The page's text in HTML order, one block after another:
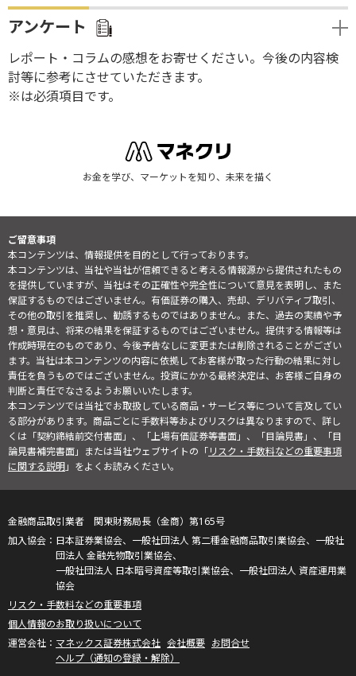
アンケート
レポート・コラムの感想をお寄せください。今後の内容検
討等に参考にさせていただきます。
※は必須項目です。
お金を学び、マーケットを知り、未来を描く
ご留意事項
本コンテンツは、情報提供を目的として行っております。
本コンテンツは、当社や当社が信頼できると考える情報源から提供されたもの
を提供していますが、当社はその正確性や完全性について意見を表明し、また
保証するものではございません。有価証券の購入、売却、デリバティブ取引、
その他の取引を推奨し、勧誘するものではありません。また、過去の実績や予
想・意見は、将来の結果を保証するものではございません。提供する情報等は
作成時現在のものであり、今後予告なしに変更または削除されることがござい
ます。当社は本コンテンツの内容に依拠してお客様が取った行動の結果に対し
責任を負うものではございません。投資にかかる最終決定は、お客様ご自身の
判断と責任でなさるようお願いいたします。
本コンテンツでは当社でお取扱している商品・サービス等について言及してい
る部分があります。商品ごとに手数料等およびリスクは異なりますので、詳し
くは「契約締結前交付書面」、「上場有価証券等書面」、「目論見書」、「目
論見書補完書面」または当社ウェブサイトの「リスク・手数料などの重要事項
に関する説明」をよくお読みください。
金融商品取引業者 関東財務局長（金商）第165号
日本証券業協会、一般社団法人 第二種金融商品取引業協会、一般社
団法人 金融先物取引業協会、
一般社団法人 日本暗号資産等取引業協会、一般社団法人 資産運用業
協会
リスク・手数料などの重要事項
個人情報のお取り扱いについて
マネックス証券株式会社 会社概要 お問合せ
ヘルプ（通知の登録・解除）